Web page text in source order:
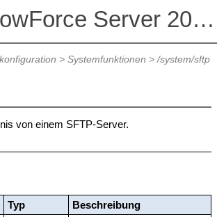
Altova FlowForce Server 2026 Advanced Edition
> Systemfunktionen >/system/sftp
von einem SFTP-Server.
Typ Beschreibung